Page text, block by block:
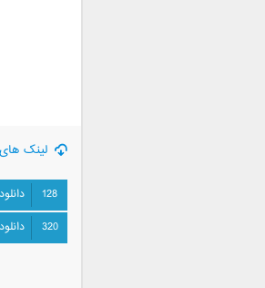
لینک
128
320